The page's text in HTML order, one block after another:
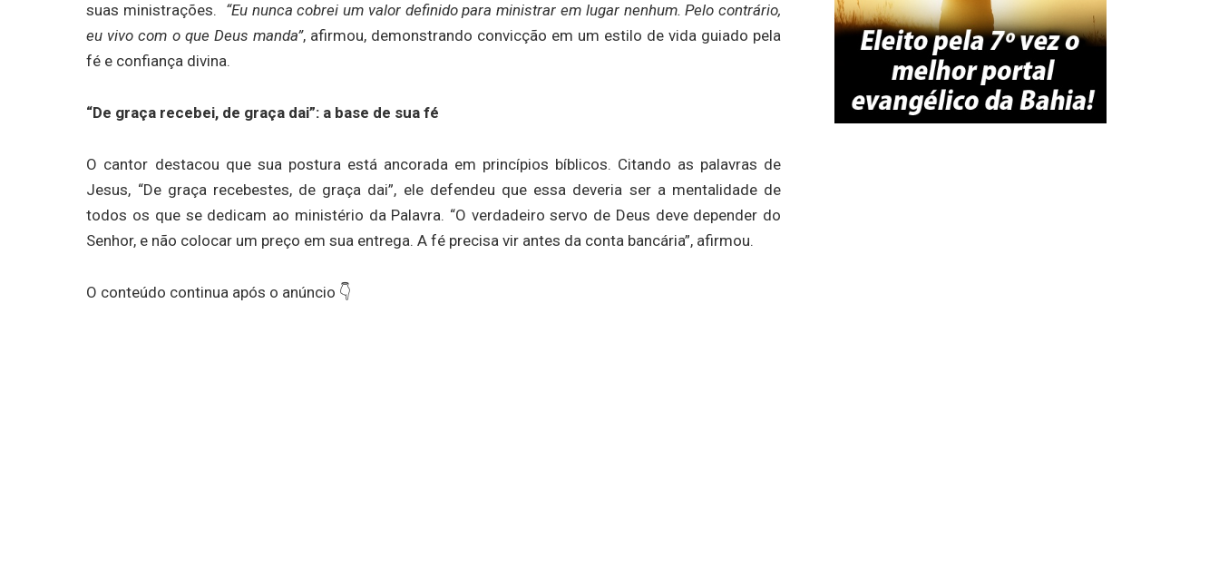
suas ministrações. “Eu nunca cobrei um valor definido para ministrar em lugar nenhum. Pelo contrário,
eu vivo com o que Deus manda”, afirmou, demonstrando convicção em um estilo de vida guiado pela
fé e confiança divina.
“De graça recebei, de graça dai”: a base de sua fé
O cantor destacou que sua postura está ancorada em princípios bíblicos. Citando as palavras de
Jesus, “De graça recebestes, de graça dai”, ele defendeu que essa deveria ser a mentalidade de
todos os que se dedicam ao ministério da Palavra. “O verdadeiro servo de Deus deve depender do
Senhor, e não colocar um preço em sua entrega. A fé precisa vir antes da conta bancária”, afirmou.
O conteúdo continua após o anúncio 👇